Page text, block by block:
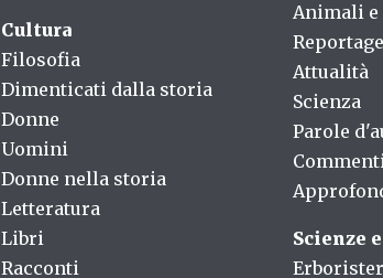
Cultura
Filosofia
Dimenticati dalla storia
Donne
Uomini
Donne nella storia
Letteratura
Libri
Racconti
Animali e
Attualità
Scienza
Parole
Scienze